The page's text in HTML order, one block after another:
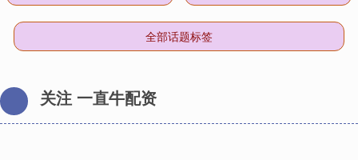
全部话题标签
关注 一直牛配资